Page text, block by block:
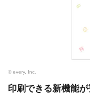
© every, Inc.
印刷できる新機能